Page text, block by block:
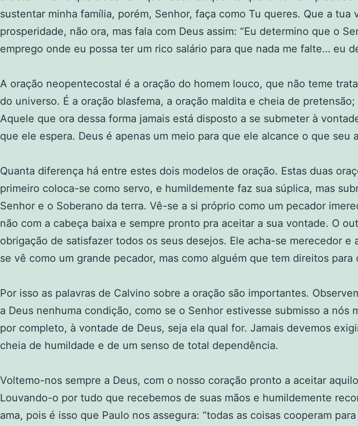
sustentar minha família, porém, Senhor, faça como Tu queres. Que a
prosperidade, não ora, mas fala com Deus assim: “Eu determino que o
emprego onde eu possa ter um rico salário para que nada me falte… eu
A oração neopentecostal é a oração do homem louco, que não teme
do universo. É a oração blasfema, a oração maldita e cheia de
Aquele que ora dessa forma jamais está disposto a se submeter à
que ele espera. Deus é apenas um meio para que ele alcance o que seu
Quanta diferença há entre estes dois modelos de oração. Estas duas
primeiro coloca-se como servo, e humildemente faz sua súplica, mas
Senhor e o Soberano da terra. Vê-se a si próprio como um pecador
não com a cabeça baixa e sempre pronto pra aceitar a sua vontade. O
obrigação de satisfazer todos os seus desejos. Ele acha-se merecedor
se vê como um grande pecador, mas como alguém que tem direitos para
Por isso as palavras de Calvino sobre a oração são importantes.
a Deus nenhuma condição, como se o Senhor estivesse submisso a
por completo, à vontade de Deus, seja ela qual for. Jamais devemos
cheia de humildade e de um senso de total dependência.
Voltemo-nos sempre a Deus, com o nosso coração pronto a aceitar
Louvando-o por tudo que recebemos de suas mãos e humildemente
ama, pois é isso que Paulo nos assegura: “todas as coisas cooperam